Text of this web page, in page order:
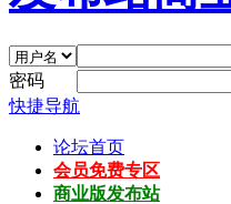
密码
快捷导航
论坛首页
会员免费专区
商业版发布站